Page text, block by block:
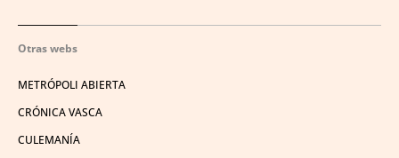
Otras webs
METRÓPOLI ABIERTA
CRÓNICA VASCA
CULEMANÍA